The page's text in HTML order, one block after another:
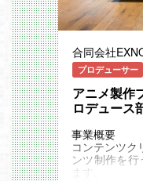
合同会社
プロデューサー
アニメ製作
ロデュース
事業概要
コンテンツク
ンツ制作を
ます。